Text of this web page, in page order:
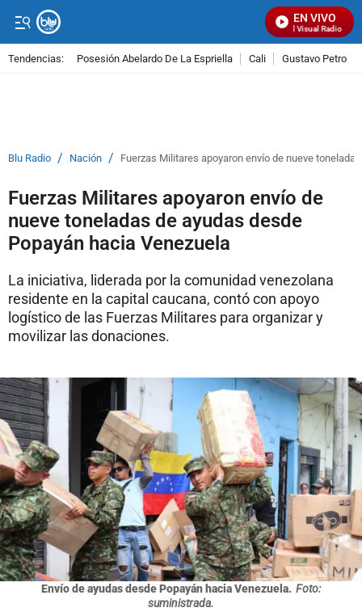
EN VIVO
Señal Visual Radio
Tendencias: Posesión Abelardo De La Espriella Cali Gustavo Petro
Blu Radio / Nación / Fuerzas Militares apoyaron envío de nueve
Fuerzas Militares apoyaron envío de
nueve toneladas de ayudas desde
Popayán hacia Venezuela
La iniciativa, liderada por la comunidad venezolana
residente en la capital caucana, contó con apoyo
logístico de las Fuerzas Militares para organizar y
movilizar las donaciones.
Envío de ayudas desde Popayán hacia Venezuela. Foto:
suministrada.